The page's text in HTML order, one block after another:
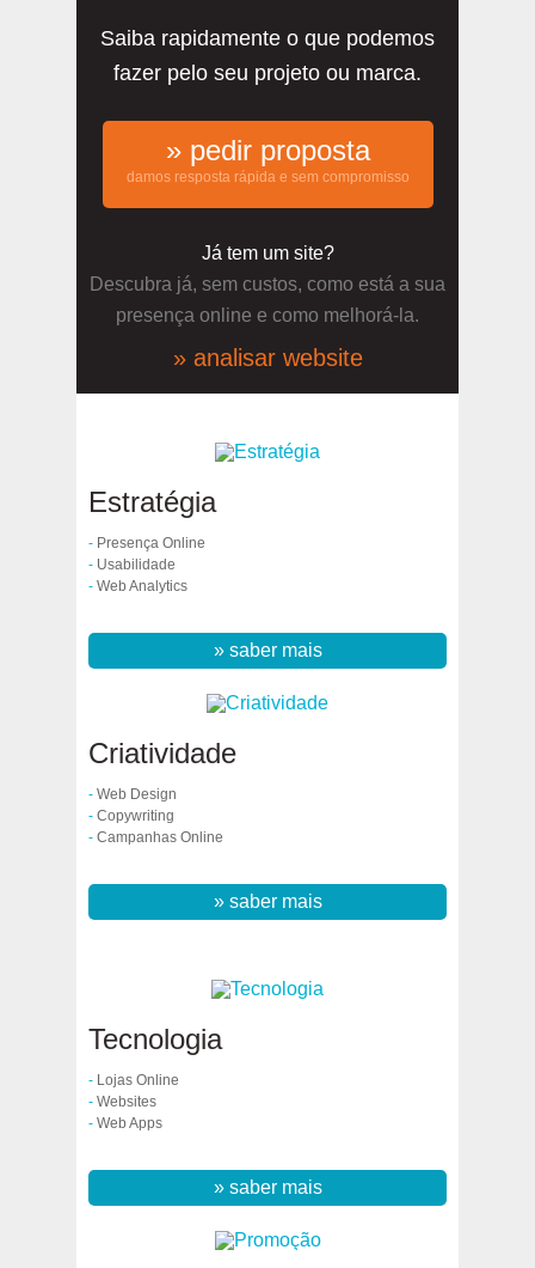
Saiba rapidamente o que podemos
fazer pelo seu projeto ou marca.
» pedir proposta
damos resposta rápida e sem compromisso
Já tem um site?
Descubra já, sem custos, como está a sua
presença online e como melhorá-la.
» analisar website
Estratégia
- Presença Online
- Usabilidade
- Web Analytics
» saber mais
Criatividade
- Web Design
- Copywriting
- Campanhas Online
» saber mais
Tecnologia
- Lojas Online
- Websites
- Web Apps
» saber mais